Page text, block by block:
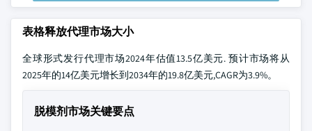
表格释放代理市场大小
全球形式发行代理市场2024年估值13.5亿美元. 预计市场将从
2025年的14亿美元增长到2034年的19.8亿美元,CAGR为3.9%。
脱模剂市场关键要点